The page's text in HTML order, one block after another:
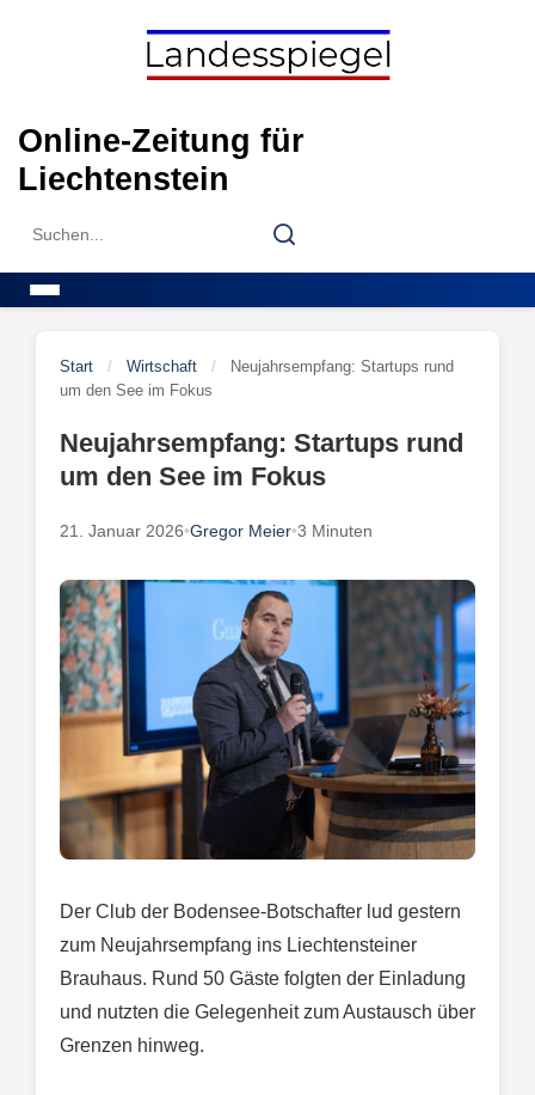
Online-Zeitung für
Liechtenstein
Search
Search
Start / Wirtschaft /
Neujahrsempfang: Startups rund
um den See im Fokus
Neujahrsempfang: Startups rund
um den See im Fokus
21. Januar 2026•Gregor Meier•3 Minuten
Der Club der Bodensee-Botschafter lud gestern
zum Neujahrsempfang ins Liechtensteiner
Brauhaus. Rund 50 Gäste folgten der Einladung
und nutzten die Gelegenheit zum Austausch über
Grenzen hinweg.